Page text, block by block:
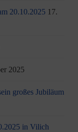
20.10.2025 17.
2025
großes Jubiläum
in Vilich